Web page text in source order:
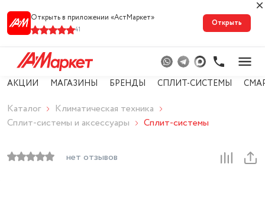
Открыть в приложении «АстМарке‪т‬»
41
Открыть
АКЦИИ МАГАЗИНЫ БРЕНДЫ СПЛИТ-СИСТЕМЫ
Каталог
Климатическая техника
Сплит-системы и аксессуары
Сплит-системы
нет отзывов